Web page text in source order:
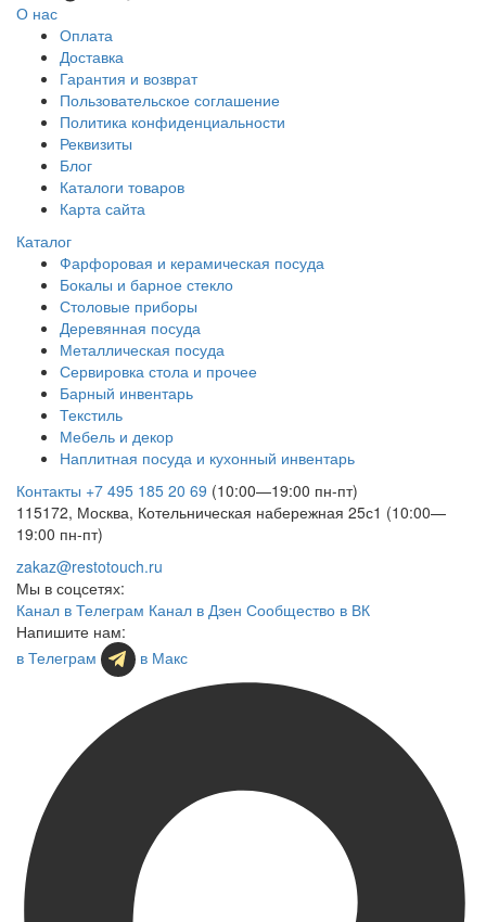
О нас
Оплата
Доставка
Гарантия и возврат
Пользовательское соглашение
Политика конфиденциальности
Реквизиты
Блог
Каталоги товаров
Карта сайта
Каталог
Фарфоровая и керамическая посуда
Бокалы и барное стекло
Столовые приборы
Деревянная посуда
Металлическая посуда
Сервировка стола и прочее
Барный инвентарь
Текстиль
Мебель и декор
Наплитная посуда и кухонный инвентарь
Контакты +7 495 185 20 69 (10:00—19:00 пн-пт)
115172, Москва, Котельническая набережная 25с1 (10:00—
19:00 пн-пт)
zakaz@restotouch.ru
Мы в соцсетях:
Канал в Телеграм Канал в Дзен Сообщество в ВК
Напишите нам:
в Телеграм
в Макс